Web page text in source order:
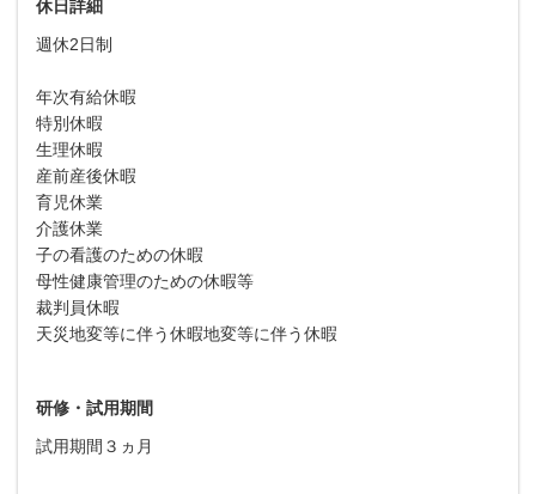
休日詳細
週休2日制
年次有給休暇
特別休暇
生理休暇
産前産後休暇
育児休業
介護休業
子の看護のための休暇
母性健康管理のための休暇等
裁判員休暇
天災地変等に伴う休暇地変等に伴う休暇
研修・試用期間
試用期間３ヵ月